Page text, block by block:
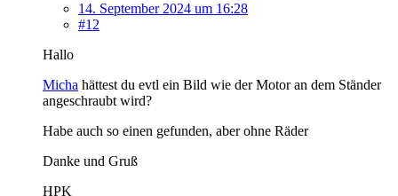
14. September 2024 um 16:28
#12
Hallo
Micha hättest du evtl ein Bild wie der Motor an dem Ständer
angeschraubt wird?
Habe auch so einen gefunden, aber ohne Räder
Danke und Gruß
HPK